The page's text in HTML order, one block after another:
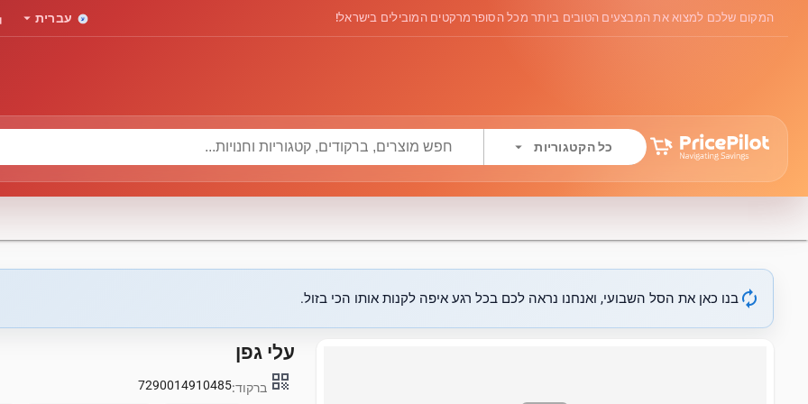
המקום שלכם למצוא את המבצעים הטובים ביותר מכל הסופרמרקטים המובילים בישראל! עברית arrow_drop_down
כל הקטגוריות arrow_drop_down
autorenew בנו כאן את הסל השבועי, ואנחנו נראה לכם בכל רגע איפה לקנות אותו הכי בזול.
עלי גפן
qr_code ברקוד:7290014910485